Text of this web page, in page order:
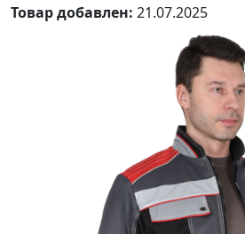
Товар добавлен: 21.07.2025